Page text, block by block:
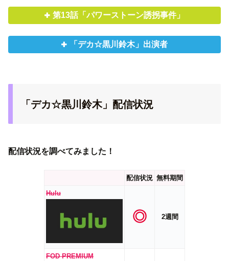
第13話「パワーストーン誘拐事件」
「デカ☆黒川鈴木」出演者
「デカ☆黒川鈴木」配信状況
配信状況を調べてみました！
配信状況 無料期間
Hulu
◎ 2週間
FOD PREMIUM